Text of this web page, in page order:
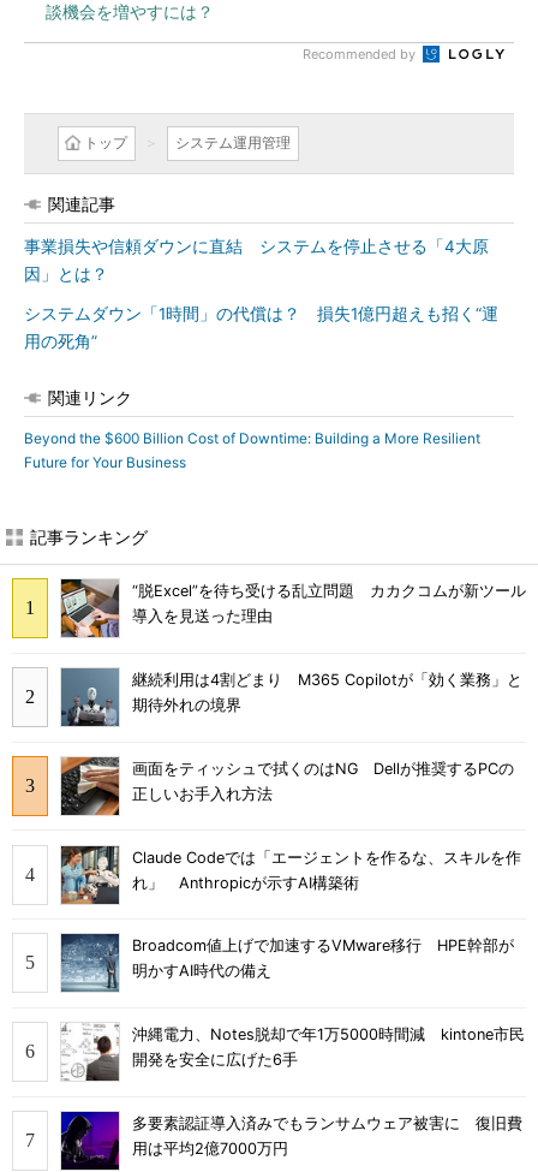
談機会を増やすには？
Recommended by
トップ システム運用管理
関連記事
事業損失や信頼ダウンに直結 システムを停止させる「4大原
因」とは？
システムダウン「1時間」の代償は？ 損失1億円超えも招く“運
用の死角”
関連リンク
Beyond the $600 Billion Cost of Downtime: Building a More Resilient
Future for Your Business
記事ランキング
“脱Excel”を待ち受ける乱立問題 カカクコムが新ツール
導入を見送った理由
継続利用は4割どまり M365 Copilotが「効く業務」と
期待外れの境界
画面をティッシュで拭くのはNG Dellが推奨するPCの
正しいお手入れ方法
Claude Codeでは「エージェントを作るな、スキルを作
れ」 Anthropicが示すAI構築術
Broadcom値上げで加速するVMware移行 HPE幹部が
明かすAI時代の備え
沖縄電力、Notes脱却で年1万5000時間減 kintone市民
開発を安全に広げた6手
多要素認証導入済みでもランサムウェア被害に 復旧費
用は平均2億7000万円